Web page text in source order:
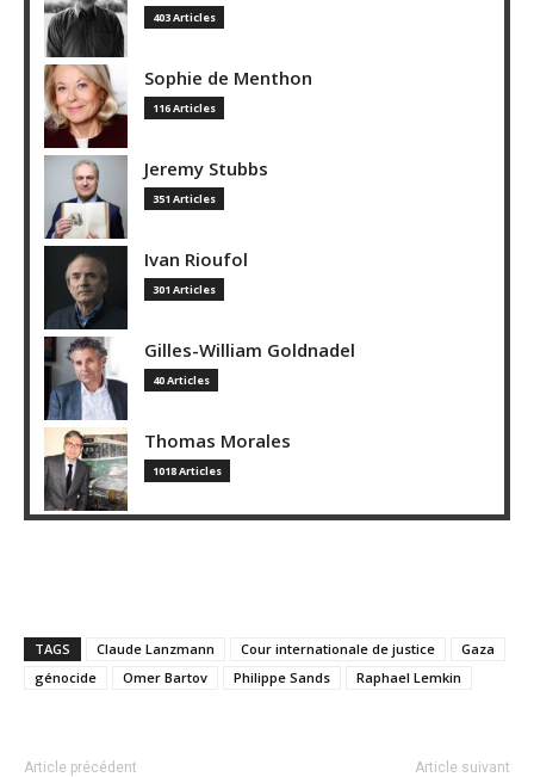
403 Articles
Sophie de Menthon
116 Articles
Jeremy Stubbs
351 Articles
Ivan Rioufol
301 Articles
Gilles-William Goldnadel
40 Articles
Thomas Morales
1018 Articles
TAGS Claude Lanzmann Cour internationale de justice
Gaza
génocide
Omer Bartov Philippe Sands Raphael Lemkin
Article précédent Article suivant